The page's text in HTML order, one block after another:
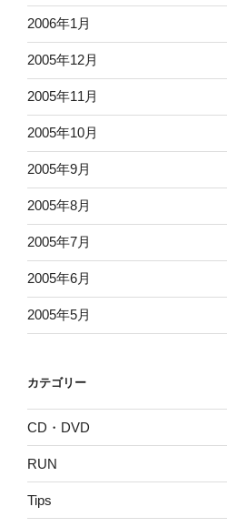
2006年1月
2005年12月
2005年11月
2005年10月
2005年9月
2005年8月
2005年7月
2005年6月
2005年5月
カテゴリー
CD・DVD
RUN
Tips